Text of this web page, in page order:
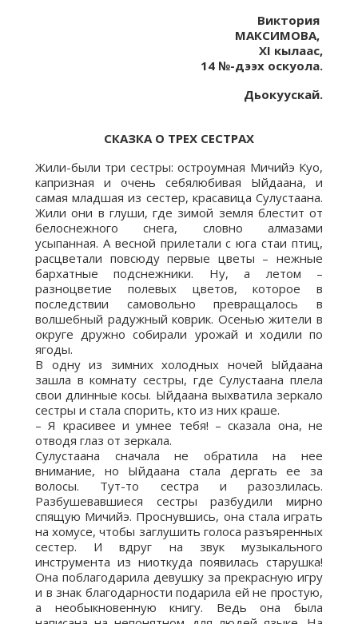
Виктория
МАКСИМОВА,
XI кылаас,
14 №-дээх оскуола.
Дьокуускай.
СКАЗКА О ТРЕХ СЕСТРАХ
Жили-были три сестры: остроумная Мичийэ Куо,
капризная и очень себялюбивая Ыйдаана, и
самая младшая из сестер, красавица Сулустаана.
Жили они в глуши, где зимой земля блестит от
белоснежного снега, словно алмазами
усыпанная. А весной прилетали с юга стаи птиц,
расцветали повсюду первые цветы – нежные
бархатные подснежники. Ну, а летом –
разноцветие полевых цветов, которое в
последствии самовольно превращалось в
волшебный радужный коврик. Осенью жители в
округе дружно собирали урожай и ходили по
ягоды.
В одну из зимних холодных ночей Ыйдаана
зашла в комнату сестры, где Сулустаана плела
свои длинные косы. Ыйдаана выхватила зеркало
сестры и стала спорить, кто из них краше.
– Я красивее и умнее тебя! – сказала она, не
отводя глаз от зеркала.
Сулустаана сначала не обратила на нее
внимание, но Ыйдаана стала дергать ее за
волосы. Тут-то сестра и разозлилась.
Разбушевавшиеся сестры разбудили мирно
спящую Мичийэ. Проснувшись, она стала играть
на хомусе, чтобы заглушить голоса разъяренных
сестер. И вдруг на звук музыкального
инструмента из ниоткуда появилась старушка!
Она поблагодарила девушку за прекрасную игру
и в знак благодарности подарила ей не простую,
а необыкновенную книгу. Ведь она была